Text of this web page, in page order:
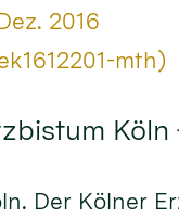
2016
mth)
Der Kölner